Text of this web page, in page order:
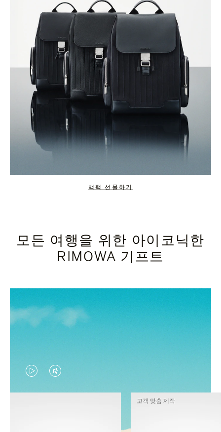
백팩 선물하기
모든 여행을 위한 아이코닉한
RIMOWA 기프트
VIDEO
IS
VIDEO
IS
고객 맞춤 제작